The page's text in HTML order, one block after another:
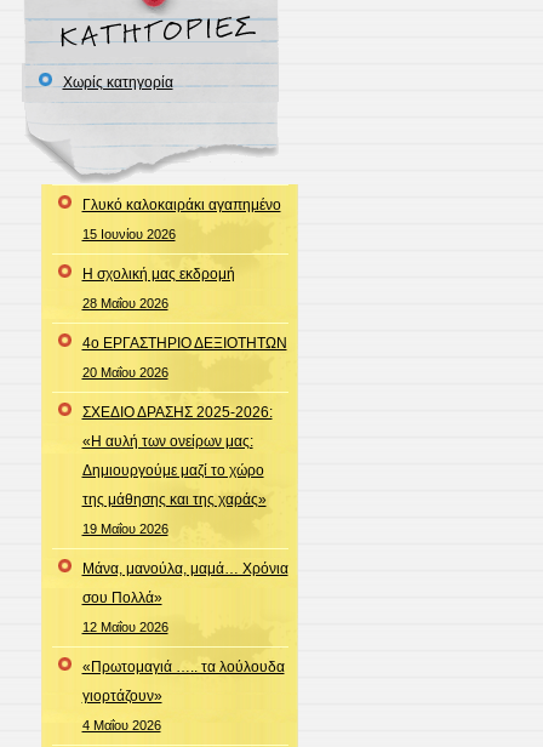
Χωρίς κατηγορία
Γλυκό καλοκαιράκι αγαπημένο
15 Ιουνίου 2026
Η σχολική μας εκδρομή
28 Μαΐου 2026
4o ΕΡΓΑΣΤΗΡΙΟ ΔΕΞΙΟΤΗΤΩΝ
20 Μαΐου 2026
ΣΧΕΔΙΟ ΔΡΑΣΗΣ 2025-2026:
«Η αυλή των ονείρων μας:
Δημιουργούμε μαζί το χώρο
της μάθησης και της χαράς»
19 Μαΐου 2026
Μάνα, μανούλα, μαμά… Χρόνια
σου Πολλά»
12 Μαΐου 2026
«Πρωτομαγιά ….. τα λούλουδα
γιορτάζουν»
4 Μαΐου 2026